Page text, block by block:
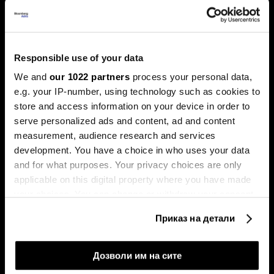
Responsible use of your data
We and our 1022 partners process your personal data,
e.g. your IP-number, using technology such as cookies to
store and access information on your device in order to
serve personalized ads and content, ad and content
measurement, audience research and services
development. You have a choice in who uses your data
and for what purposes. Your privacy choices are only
applicable on this digital property where you have made
If you allow, we would also like to:
Collect information about your geographical
Приказ на детали
Дозволи им на сите
Пазарите оваа недела беа обележани со големи
прашања. Технолошкиот гигант „Енвидија“ ја проби
границата на пазарна капитализација од пет билиони
златото, по рекордните височини, доживеа остра
корекција.
долари - накратко од светот